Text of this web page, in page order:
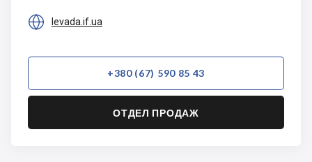
 levada.if.ua
+380 (67) 590 85 43
ОТДЕЛ ПРОДАЖ